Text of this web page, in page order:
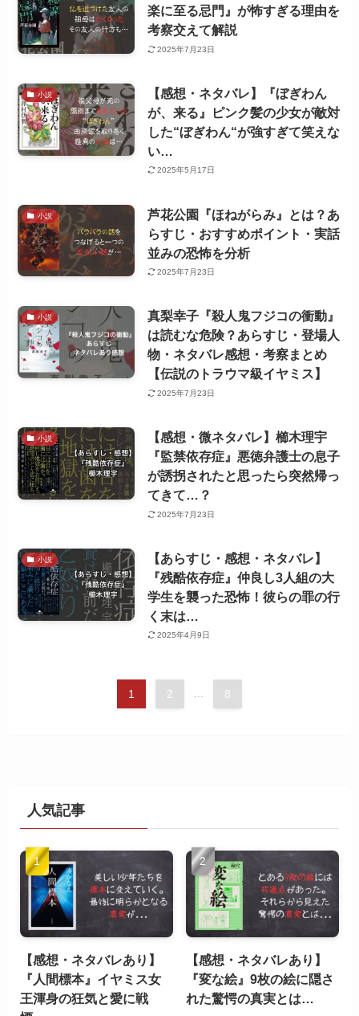
楽に至る忌門』が怖すぎる理由を
考察交えて解説
2025年7月23日
小説
【感想・ネタバレ】『ぼぎわん
が、来る』ピンク髪の少女が敵対
した“ぼぎわん“が強すぎて笑えな
い…
2025年5月17日
小説
芦花公園『ほねがらみ』とは？あ
らすじ・おすすめポイント・実話
並みの恐怖を分析
2025年7月23日
小説
真梨幸子『殺人鬼フジコの衝動』
は読むな危険？あらすじ・登場人
物・ネタバレ感想・考察まとめ
【伝説のトラウマ級イヤミス】
2025年7月23日
小説
【感想・微ネタバレ】櫛木理宇
『監禁依存症』悪徳弁護士の息子
が誘拐されたと思ったら突然帰っ
てきて…？
2025年7月23日
小説
【あらすじ・感想・ネタバレ】
『残酷依存症』仲良し3人組の大
学生を襲った恐怖！彼らの罪の行
く末は…
2025年4月9日
1 2 ... 8
人気記事
【感想・ネタバレあり】
『人間標本』イヤミス女
王渾身の狂気と愛に戦
【感想・ネタバレあり】
『変な絵』9枚の絵に隠さ
れた驚愕の真実とは…